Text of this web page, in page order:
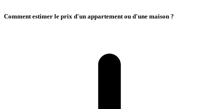
Comment estimer le prix d'un appartement ou d'une maison ?